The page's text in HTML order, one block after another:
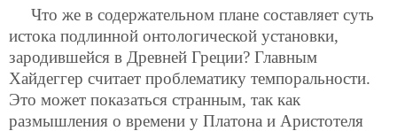
Что же в содержательном плане составляет суть
истока подлинной онтологической установки,
зародившейся в Древней Греции? Главным
Хайдеггер считает проблематику темпоральности.
Это может показаться странным, так как
размышления о времени у Платона и Аристотеля